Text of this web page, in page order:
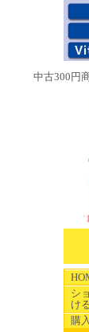
中古300円
NEW 1983
シ
け
購